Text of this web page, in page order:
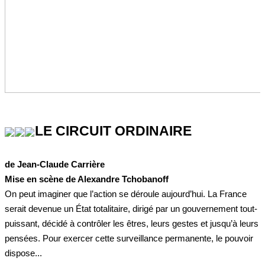
LE CIRCUIT ORDINAIRE
de Jean-Claude Carrière
Mise en scène de Alexandre Tchobanoff
On peut imaginer que l’action se déroule aujourd’hui. La France
serait devenue un État totalitaire, dirigé par un gouvernement tout-
puissant, décidé à contrôler les êtres, leurs gestes et jusqu’à leurs
pensées. Pour exercer cette surveillance permanente, le pouvoir
dispose...